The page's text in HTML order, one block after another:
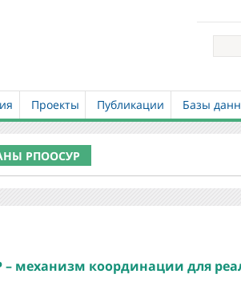
c
h
Проекты Публикации Базы
РПООСУР
– механизм координации для